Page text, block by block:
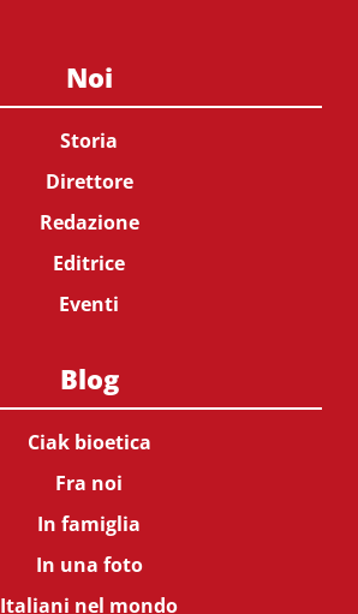
Noi
Storia
Direttore
Redazione
Editrice
Eventi
Blog
Ciak bioetica
Fra noi
In famiglia
In una foto
Italiani nel mondo